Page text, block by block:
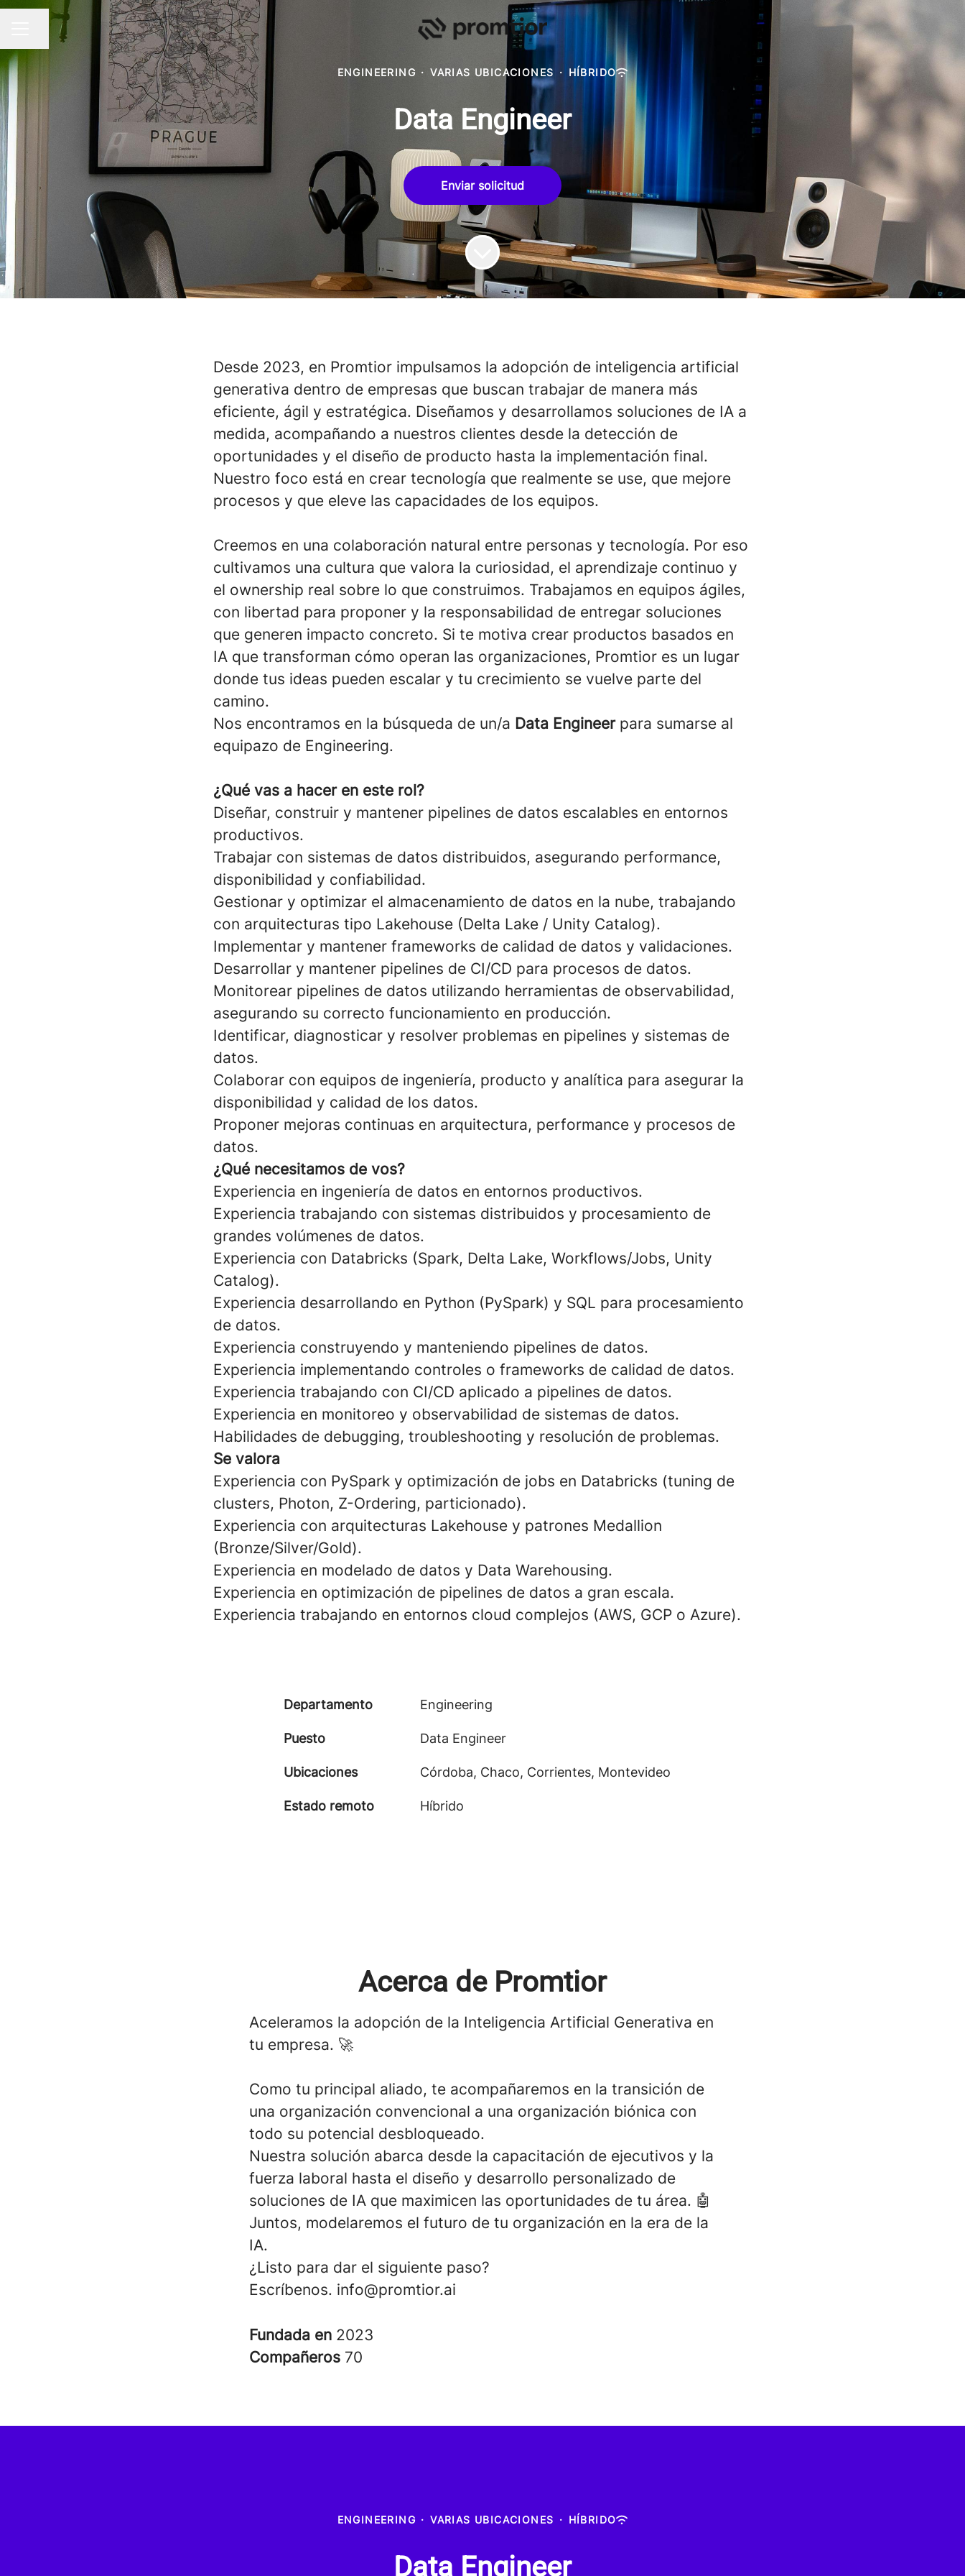
MENÚ DE EMPLEO
Compartir página
ENGINEERING · VARIAS UBICACIONES · HÍBRIDO
Data Engineer
Enviar solicitud
Desde 2023, en Promtior impulsamos la adopción de inteligencia artificial
generativa dentro de empresas que buscan trabajar de manera más
eficiente, ágil y estratégica. Diseñamos y desarrollamos soluciones de IA a
medida, acompañando a nuestros clientes desde la detección de
oportunidades y el diseño de producto hasta la implementación final.
Nuestro foco está en crear tecnología que realmente se use, que mejore
procesos y que eleve las capacidades de los equipos.
Creemos en una colaboración natural entre personas y tecnología. Por eso
cultivamos una cultura que valora la curiosidad, el aprendizaje continuo y
el ownership real sobre lo que construimos. Trabajamos en equipos ágiles,
con libertad para proponer y la responsabilidad de entregar soluciones
que generen impacto concreto. Si te motiva crear productos basados en
IA que transforman cómo operan las organizaciones, Promtior es un lugar
donde tus ideas pueden escalar y tu crecimiento se vuelve parte del
camino.
Nos encontramos en la búsqueda de un/a Data Engineerpara sumarse al
equipazo de Engineering.
¿Qué vas a hacer en este rol?
Diseñar, construir y mantener pipelines de datos escalables en entornos
productivos.
Trabajar con sistemas de datos distribuidos, asegurando performance,
disponibilidad y confiabilidad.
Gestionar y optimizar el almacenamiento de datos en la nube, trabajando
con arquitecturas tipo Lakehouse (Delta Lake / Unity Catalog).
Implementar y mantener frameworks de calidad de datos y validaciones.
Desarrollar y mantener pipelines de CI/CD para procesos de datos.
Monitorear pipelines de datos utilizando herramientas de observabilidad,
asegurando su correcto funcionamiento en producción.
Identificar, diagnosticar y resolver problemas en pipelines y sistemas de
datos.
Colaborar con equipos de ingeniería, producto y analítica para asegurar la
disponibilidad y calidad de los datos.
Proponer mejoras continuas en arquitectura, performance y procesos de
datos.
¿Qué necesitamos de vos?
Experiencia en ingeniería de datos en entornos productivos.
Experiencia trabajando con sistemas distribuidos y procesamiento de
grandes volúmenes de datos.
Experiencia con Databricks (Spark, Delta Lake, Workflows/Jobs, Unity
Catalog).
Experiencia desarrollando en Python (PySpark) y SQL para procesamiento
de datos.
Experiencia construyendo y manteniendo pipelines de datos.
Experiencia implementando controles o frameworks de calidad de datos.
Experiencia trabajando con CI/CD aplicado a pipelines de datos.
Experiencia en monitoreo y observabilidad de sistemas de datos.
Habilidades de debugging, troubleshooting y resolución de problemas.
Se valora
Experiencia con PySpark y optimización de jobs en Databricks (tuning de
clusters, Photon, Z-Ordering, particionado).
Experiencia con arquitecturas Lakehouse y patrones Medallion
(Bronze/Silver/Gold).
Experiencia en modelado de datos y Data Warehousing.
Experiencia en optimización de pipelines de datos a gran escala.
Experiencia trabajando en entornos cloud complejos (AWS, GCP o Azure).
Departamento Engineering
Puesto Data Engineer
Ubicaciones Córdoba, Chaco, Corrientes, Montevideo
Estado remoto Híbrido
Acerca de Promtior
Aceleramos la adopción de la Inteligencia Artificial Generativa en
tu empresa. 🚀
Como tu principal aliado, te acompañaremos en la transición de
una organización convencional a una organización biónica con
todo su potencial desbloqueado.
Nuestra solución abarca desde la capacitación de ejecutivos y la
fuerza laboral hasta el diseño y desarrollo personalizado de
soluciones de IA que maximicen las oportunidades de tu área. 🤖
Juntos, modelaremos el futuro de tu organización en la era de la
IA.
¿Listo para dar el siguiente paso?
Escríbenos. info@promtior.ai
Fundada en 2023
Compañeros 70
ENGINEERING · VARIAS UBICACIONES · HÍBRIDO
Data Engineer